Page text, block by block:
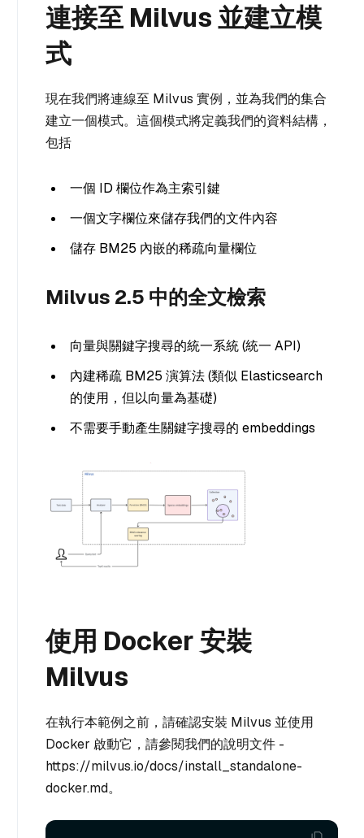
連接至 Milvus 並建立模
式
現在我們將連線至 Milvus 實例，並為我們的集合
建立一個模式。這個模式將定義我們的資料結構，
包括
一個 ID 欄位作為主索引鍵
一個文字欄位來儲存我們的文件內容
儲存 BM25 內嵌的稀疏向量欄位
Milvus 2.5 中的全文檢索
向量與關鍵字搜尋的統一系統 (統一 API)
內建稀疏 BM25 演算法 (類似 Elasticsearch
的使用，但以向量為基礎)
不需要手動產生關鍵字搜尋的 embeddings
使用 Docker 安裝
Milvus
在執行本範例之前，請確認安裝 Milvus 並使用
Docker 啟動它，請參閱我們的說明文件 -
https://milvus.io/docs/install_standalone-
docker.md。